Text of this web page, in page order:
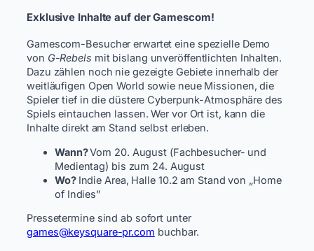
Exklusive Inhalte auf der Gamescom!
Gamescom-Besucher erwartet eine spezielle Demo
von G-Rebels mit bislang unveröffentlichten Inhalten.
Dazu zählen noch nie gezeigte Gebiete innerhalb der
weitläufigen Open World sowie neue Missionen, die
Spieler tief in die düstere Cyberpunk-Atmosphäre des
Spiels eintauchen lassen. Wer vor Ort ist, kann die
Inhalte direkt am Stand selbst erleben.
Wann?Vom 20. August (Fachbesucher- und
Medientag) bis zum 24. August
Wo? Indie Area, Halle 10.2 am Stand von „Home
of Indies”
Pressetermine sind ab sofort unter
games@keysquare-pr.com buchbar.